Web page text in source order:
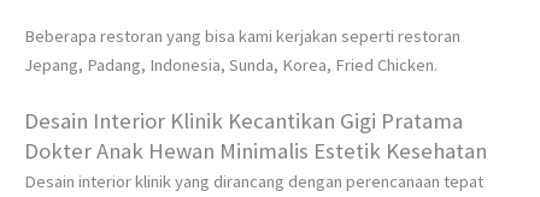
Beberapa restoran yang bisa kami kerjakan seperti restoran
Jepang, Padang, Indonesia, Sunda, Korea, Fried Chicken.
Desain Interior Klinik Kecantikan Gigi Pratama
Dokter Anak Hewan Minimalis Estetik Kesehatan
Desain interior klinik yang dirancang dengan perencanaan tepat